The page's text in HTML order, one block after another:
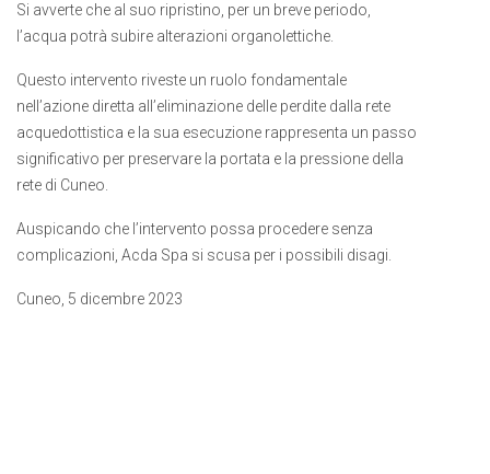
Si avverte che al suo ripristino, per un breve periodo,
l’acqua potrà subire alterazioni organolettiche.
Questo intervento riveste un ruolo fondamentale
nell’azione diretta all’eliminazione delle perdite dalla rete
acquedottistica e la sua esecuzione rappresenta un passo
significativo per preservare la portata e la pressione della
rete di Cuneo.
Auspicando che l’intervento possa procedere senza
complicazioni, Acda Spa si scusa per i possibili disagi.
Cuneo, 5 dicembre 2023